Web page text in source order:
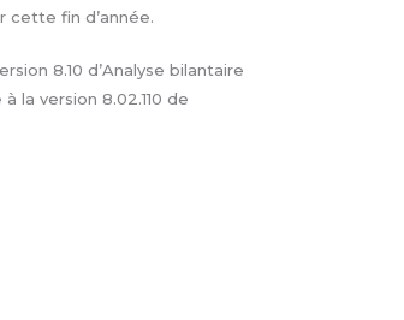
cette fin d’année.
8.10 d’Analyse bilantaire
la version 8.02.110 de